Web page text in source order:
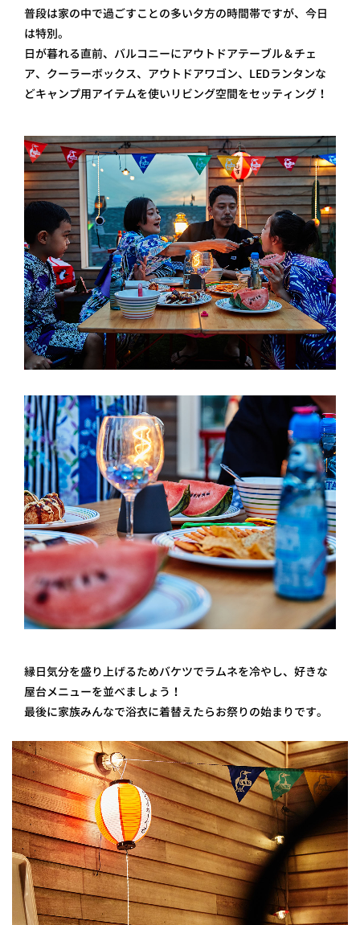
普段は家の中で過ごすことの多い夕方の時間帯ですが、今日
は特別。
日が暮れる直前、バルコニーにアウトドアテーブル＆チェ
ア、クーラーボックス、アウトドアワゴン、LEDランタンな
どキャンプ用アイテムを使いリビング空間をセッティング！
縁日気分を盛り上げるためバケツでラムネを冷やし、好きな
屋台メニューを並べましょう！
最後に家族みんなで浴衣に着替えたらお祭りの始まりです。